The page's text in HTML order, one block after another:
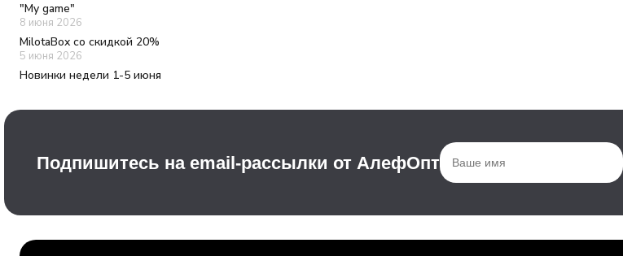
"My game"
8 июня 2026
MilotaBox со скидкой 20%
5 июня 2026
Новинки недели 1-5 июня
Подпишитесь на email-рассылки от АлефОпт